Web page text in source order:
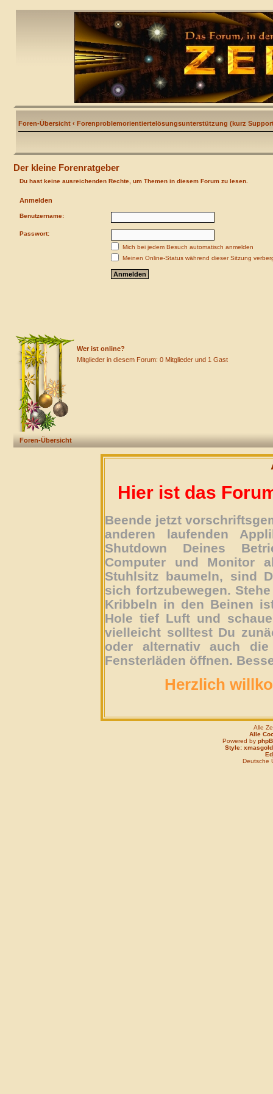
Foren-Übersicht ‹ Forenproblemorientiertelösungsunterstützung (kurz
Der kleine Forenratgeber
Du hast keine ausreichenden Rechte, um Themen in diesem Forum zu lesen.
Anmelden
Benutzername:
Passwort:
Mich bei jedem Besuch automatisch anmelden
Meinen Online-Status während dieser Sitzung
Wer ist online?
Mitglieder in diesem Forum: 0 Mitglieder und 1 Gast
Foren-Übersicht
Hier ist das
Beende jetzt
anderen laufenden
Shutdown Deines
Computer und Monitor
Stuhlsitz baumeln, sind
sich fortzubewegen.
Kribbeln in den Beinen
Hole tief Luft und
vielleicht solltest Du
oder alternativ auch
Fensterläden öffnen.
Herzlich
Alle
Alle
Powered by
Style: xmasgold
Deutsche